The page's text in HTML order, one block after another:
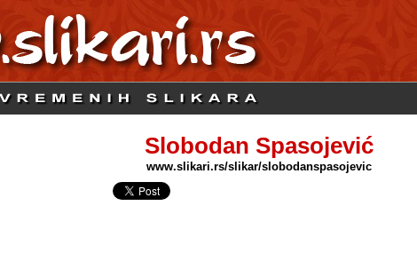
Slobodan Spasojević
www.slikari.rs/slikar/slobodanspasojevic